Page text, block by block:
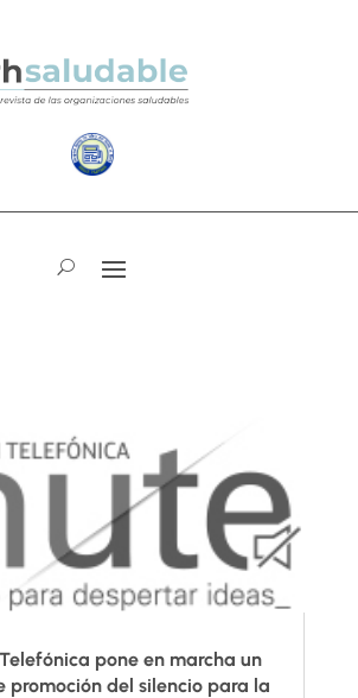
pone en marcha un
promoción del silencio para la